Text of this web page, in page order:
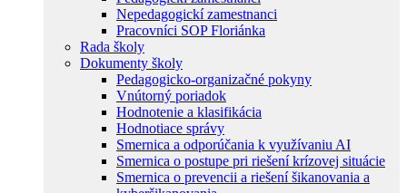
Nepedagogickí zamestnanci
Pracovníci SOP Floriánka
Rada školy
Dokumenty školy
Pedagogicko-organizačné pokyny
Vnútorný poriadok
Hodnotenie a klasifikácia
Hodnotiace správy
Smernica a odporúčania k využívaniu AI
Smernica o postupe pri riešení krízovej situácie
Smernica o prevencii a riešení šikanovania a